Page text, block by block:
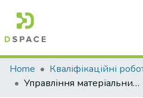
Communities & Collections
All of DSpace
Home Кваліфікаційні
Управління матеріальними ресурсами підприємства (на матеріалах КП «Деражнянський міськводоканал»)